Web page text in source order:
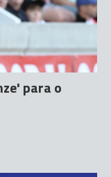
para o